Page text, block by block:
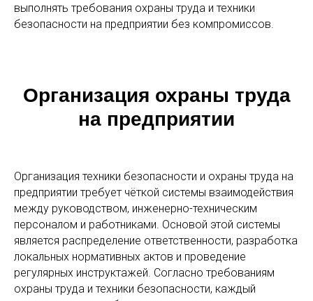
выполнять требования охраны труда и техники
безопасности на предприятии без компромиссов.
Организация охраны труда
на предприятии
Организация техники безопасности и охраны труда на
предприятии требует чёткой системы взаимодействия
между руководством, инженерно-техническим
персоналом и работниками. Основой этой системы
является распределение ответственности, разработка
локальных нормативных актов и проведение
регулярных инструктажей. Согласно требованиям
охраны труда и техники безопасности, каждый